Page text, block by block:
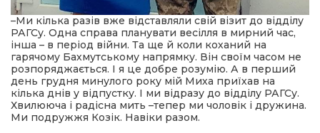
–Ми кілька разів вже відставляли свій візит до відділу
РАГСу. Одна справа планувати весілля в мирний час,
інша – в період війни. Та ще й коли коханий на
гарячому Бахмутському напрямку. Він своїм часом не
розпоряджається. І я це добре розумію. А в перший
день грудня минулого року мій Миха приїхав на
кілька днів у відпустку. І ми відразу до відділу РАГСу.
Хвилююча і радісна мить –тепер ми чоловік і дружина.
Ми подружжя Козік. Навіки разом.